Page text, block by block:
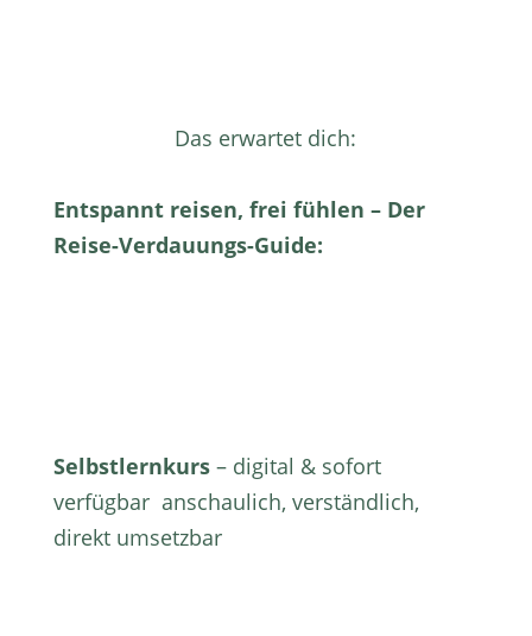
Das erwartet dich:
Entspannt reisen, frei fühlen – Der
Reise-Verdauungs-Guide:
Selbstlernkurs– digital & sofort
verfügbar anschaulich, verständlich,
direkt umsetzbar